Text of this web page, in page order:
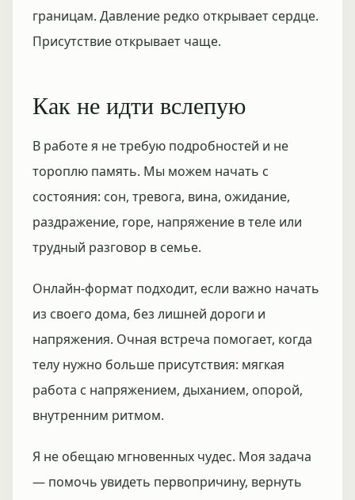
границам. Давление редко открывает сердце.
Присутствие открывает чаще.
Как не идти вслепую
В работе я не требую подробностей и не
тороплю память. Мы можем начать с
состояния: сон, тревога, вина, ожидание,
раздражение, горе, напряжение в теле или
трудный разговор в семье.
Онлайн-формат подходит, если важно начать
из своего дома, без лишней дороги и
напряжения. Очная встреча помогает, когда
телу нужно больше присутствия: мягкая
работа с напряжением, дыханием, опорой,
внутренним ритмом.
Я не обещаю мгновенных чудес. Моя задача
— помочь увидеть первопричину, вернуть